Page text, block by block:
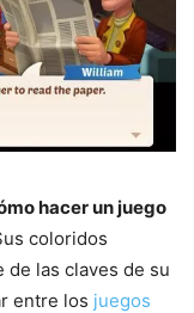
hacer un juego
coloridos
de las claves de su
entre los juegos